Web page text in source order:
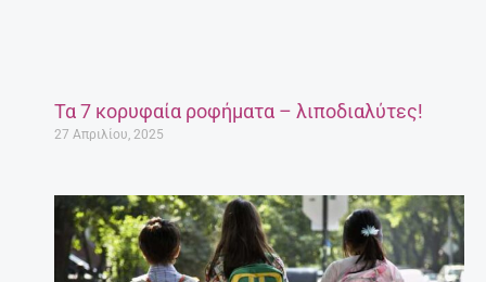
Τα 7 κορυφαία ροφήματα – λιποδιαλύτες!
27 Απριλίου, 2025